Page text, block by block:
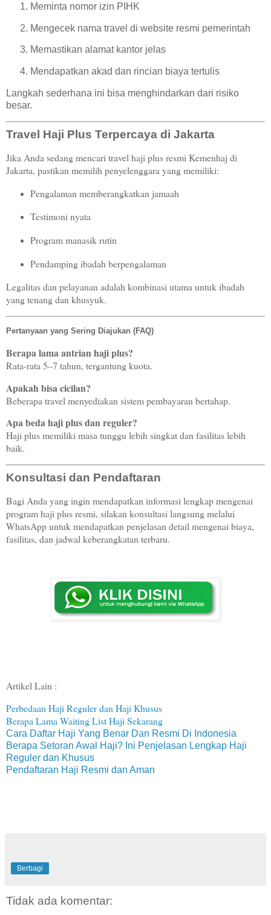
Meminta nomor izin PIHK
Mengecek nama travel di website resmi pemerintah
Memastikan alamat kantor jelas
Mendapatkan akad dan rincian biaya tertulis
Langkah sederhana ini bisa menghindarkan dari risiko
besar.
Travel Haji Plus Terpercaya di Jakarta
Jika Anda sedang mencari travel haji plus resmi Kemenhaj di
Jakarta, pastikan memilih penyelenggara yang memiliki:
Pengalaman memberangkatkan jamaah
Testimoni nyata
Program manasik rutin
Pendamping ibadah berpengalaman
Legalitas dan pelayanan adalah kombinasi utama untuk ibadah
yang tenang dan khusyuk.
Pertanyaan yang Sering Diajukan (FAQ)
Berapa lama antrian haji plus?
Rata-rata 5–7 tahun, tergantung kuota.
Apakah bisa cicilan?
Beberapa travel menyediakan sistem pembayaran bertahap.
Apa beda haji plus dan reguler?
Haji plus memiliki masa tunggu lebih singkat dan fasilitas lebih
baik.
Konsultasi dan Pendaftaran
Bagi Anda yang ingin mendapatkan informasi lengkap mengenai
program haji plus resmi, silakan konsultasi langsung melalui
WhatsApp untuk mendapatkan penjelasan detail mengenai biaya,
fasilitas, dan jadwal keberangkatan terbaru.
Artikel Lain :
Perbedaan Haji Reguler dan Haji Khusus
Berapa Lama Waiting List Haji Sekarang
Cara Daftar Haji Yang Benar Dan Resmi Di Indonesia
Berapa Setoran Awal Haji? Ini Penjelasan Lengkap Haji
Reguler dan Khusus
Pendaftaran Haji Resmi dan Aman
Berbagi
Tidak ada komentar: